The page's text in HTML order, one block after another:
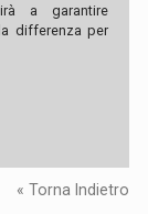
a garantire
differenza per
« Torna Indietro